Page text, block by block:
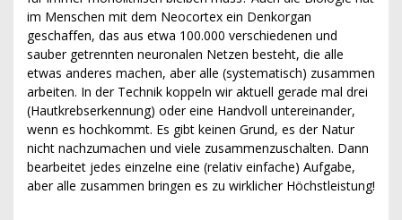
im Menschen mit dem Neocortex ein Denkorgan
geschaffen, das aus etwa 100.000 verschiedenen und
sauber getrennten neuronalen Netzen besteht, die alle
etwas anderes machen, aber alle (systematisch) zusammen
arbeiten. In der Technik koppeln wir aktuell gerade mal drei
(Hautkrebserkennung) oder eine Handvoll untereinander,
wenn es hochkommt. Es gibt keinen Grund, es der Natur
nicht nachzumachen und viele zusammenzuschalten. Dann
bearbeitet jedes einzelne eine (relativ einfache) Aufgabe,
aber alle zusammen bringen es zu wirklicher Höchstleistung!